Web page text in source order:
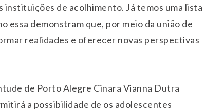
de acolhimento. Já temos uma lista
essa demonstram que, por meio da união de
realidades e oferecer novas perspectivas
de Porto Alegre Cinara Vianna Dutra
a possibilidade de os adolescentes